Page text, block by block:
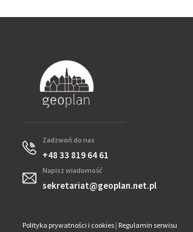
Zadzwoń do nas
+48 33 819 64 61
Napisz wiadomość
sekretariat@geoplan.net.pl
Polityka prywatności i cookies | Regulamin serwisu